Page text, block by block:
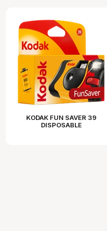
KODAK FUN SAVER 39
DISPOSABLE